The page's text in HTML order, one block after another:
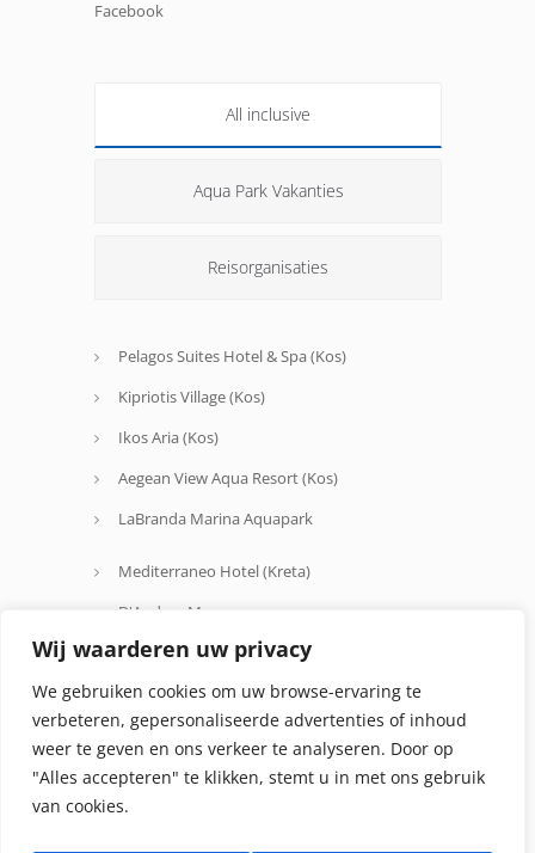
Wij waarderen uw privacy
We gebruiken cookies om uw browse-ervaring te
verbeteren, gepersonaliseerde advertenties of inhoud
weer te geven en ons verkeer te analyseren. Door op
"Alles accepteren" te klikken, stemt u in met ons gebruik
van cookies.
Facebook
All inclusive
Aqua Park Vakanties
Reisorganisaties
Pelagos Suites Hotel & Spa (Kos)
Kipriotis Village (Kos)
Ikos Aria (Kos)
Aegean View Aqua Resort (Kos)
LaBranda Marina Aquapark
Mediterraneo Hotel (Kreta)
D'Andrea Mare
Avra Beach
Oceanis Hotel